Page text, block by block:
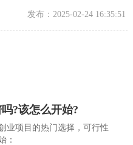
发布：2025-02-24 16:35:51
?该怎么开始?
业项目的热门选择，可行性
：